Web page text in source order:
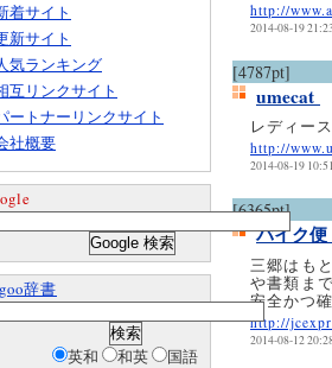
http://
2014-08-19
[4787pt]
umecat
レディー
http://
2014-08-19
[6365pt]
バイク便
三郷はも
や書類ま
安全かつ
http://
2014-08-12
着サイト
新サイト
気ランキング
互リンクサイト
ートナーリンクサイト
社概要
辞書
英和 和英 国語